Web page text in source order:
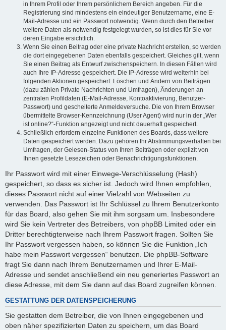
in Ihrem Profil oder Ihrem persönlichem Bereich angeben. Für die
Registrierung sind mindestens ein eindeutiger Benutzername, eine E-
Mail-Adresse und ein Passwort notwendig. Wenn durch den Betreiber
weitere Daten als notwendig festgelegt wurden, so ist dies für Sie vor
deren Eingabe ersichtlich.
Wenn Sie einen Beitrag oder eine private Nachricht erstellen, so werden
die dort eingegebenen Daten ebenfalls gespeichert. Gleiches gilt, wenn
Sie einen Beitrag als Entwurf zwischenspeichern. In diesen Fällen wird
auch Ihre IP-Adresse gespeichert. Die IP-Adresse wird weiterhin bei
folgenden Aktionen gespeichert: Löschen und Ändern von Beiträgen
(dazu zählen Private Nachrichten und Umfragen), Änderungen an
zentralen Profildaten (E-Mail-Adresse, Kontoaktivierung, Benutzer-
Passwort) und gescheiterte Anmeldeversuche. Die von Ihrem Browser
übermittelte Browser-Kennzeichnung (User Agent) wird nur in der „Wer
ist online?“-Funktion angezeigt und nicht dauerhaft gespeichert.
Schließlich erfordern einzelne Funktionen des Boards, dass weitere
Daten gespeichert werden. Dazu gehören Ihr Abstimmungsverhalten bei
Umfragen, der Gelesen-Status von Ihren Beiträgen oder explizit von
Ihnen gesetzte Lesezeichen oder Benachrichtigungsfunktionen.
Ihr Passwort wird mit einer Einwege-Verschlüsselung (Hash)
gespeichert, so dass es sicher ist. Jedoch wird Ihnen empfohlen,
dieses Passwort nicht auf einer Vielzahl von Webseiten zu
verwenden. Das Passwort ist Ihr Schlüssel zu Ihrem Benutzerkonto
für das Board, also gehen Sie mit ihm sorgsam um. Insbesondere
wird Sie kein Vertreter des Betreibers, von phpBB Limited oder ein
Dritter berechtigterweise nach Ihrem Passwort fragen. Sollten Sie
Ihr Passwort vergessen haben, so können Sie die Funktion „Ich
habe mein Passwort vergessen“ benutzen. Die phpBB-Software
fragt Sie dann nach Ihrem Benutzernamen und Ihrer E-Mail-
Adresse und sendet anschließend ein neu generiertes Passwort an
diese Adresse, mit dem Sie dann auf das Board zugreifen können.
GESTATTUNG DER DATENSPEICHERUNG
Sie gestatten dem Betreiber, die von Ihnen eingegebenen und
oben näher spezifizierten Daten zu speichern, um das Board